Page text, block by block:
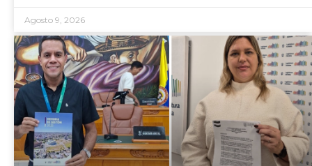
Agosto 9, 2026